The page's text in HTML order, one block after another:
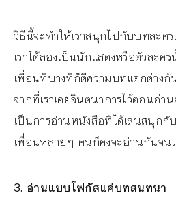
วิธีนี้จะทำให้เราสนุกไปกับบทละค
เราได้ลองเป็นนักแสดงหรือตัวละค
เพื่อนที่บางทีก็ตีความบทแตกต่างกั
จากที่เราเคยจินตนาการไว้ตอนอ่า
เป็นการอ่านหนังสือที่ได้เล่นสนุกกั
เพื่อนหลายๆ คนก็คงจะอ่านกันจ
3. อ่านแบบโฟกัสแค่บทสนทนา